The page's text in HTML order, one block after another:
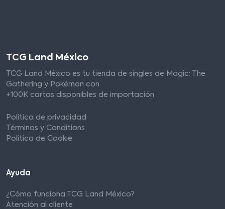
TCG Land México
TCG Land México es tu tienda de singles de Magic: The
Gathering y Pokémon con
+100K cartas disponibles de importación
Política de privacidad
Términos y Conditions
Política de Cookie
Ayuda
¿Cómo funciona TCG Land México?
Atención al cliente